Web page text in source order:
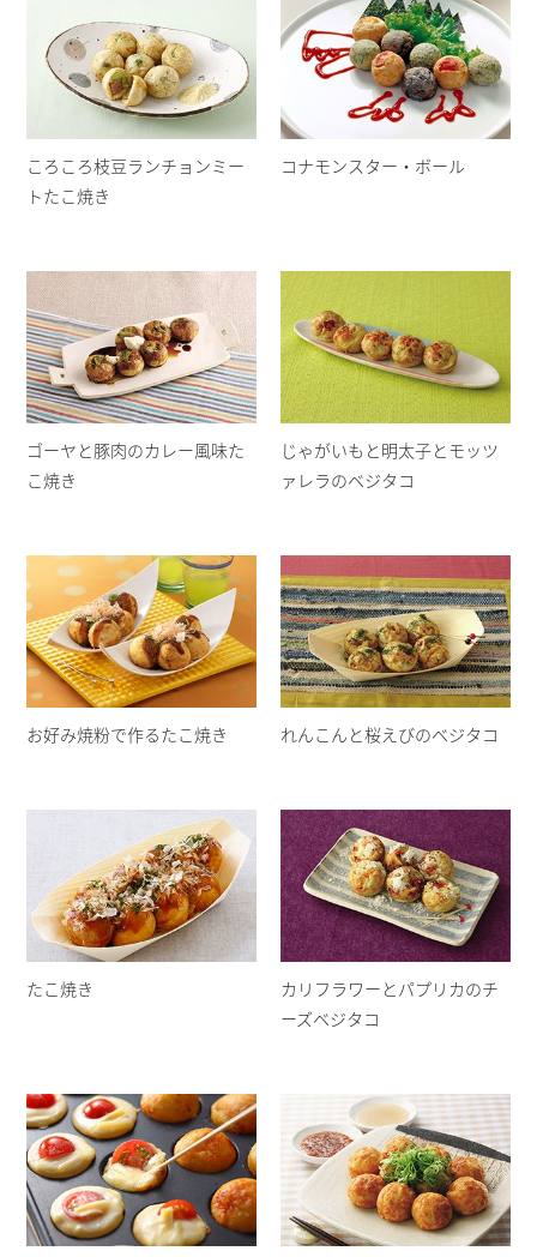
ころころ枝豆ランチョンミー
トたこ焼き
コナモンスター・ボール
ゴーヤと豚肉のカレー風味た
こ焼き
じゃがいもと明太子とモッツ
ァレラのベジタコ
お好み焼粉で作るたこ焼き れんこんと桜えびのベジタコ
たこ焼き
カリフラワーとパプリカのチ
ーズベジタコ